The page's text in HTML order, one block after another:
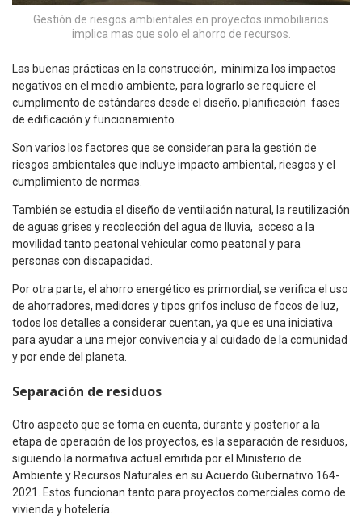
Gestión de riesgos ambientales en proyectos inmobiliarios
implica mas que solo el ahorro de recursos.
Las buenas prácticas en la construcción, minimiza los impactos
negativos en el medio ambiente, para lograrlo se requiere el
cumplimento de estándares desde el diseño, planificación fases
de edificación y funcionamiento.
Son varios los factores que se consideran para la gestión de
riesgos ambientales que incluye impacto ambiental, riesgos y el
cumplimiento de normas.
También se estudia el diseño de ventilación natural, la reutilización
de aguas grises y recolección del agua de lluvia, acceso a la
movilidad tanto peatonal vehicular como peatonal y para
personas con discapacidad.
Por otra parte, el ahorro energético es primordial, se verifica el uso
de ahorradores, medidores y tipos grifos incluso de focos de luz,
todos los detalles a considerar cuentan, ya que es una iniciativa
para ayudar a una mejor convivencia y al cuidado de la comunidad
y por ende del planeta.
Separación de residuos
Otro aspecto que se toma en cuenta, durante y posterior a la
etapa de operación de los proyectos, es la separación de residuos,
siguiendo la normativa actual emitida por el Ministerio de
Ambiente y Recursos Naturales en su Acuerdo Gubernativo 164-
2021. Estos funcionan tanto para proyectos comerciales como de
vivienda y hotelería.